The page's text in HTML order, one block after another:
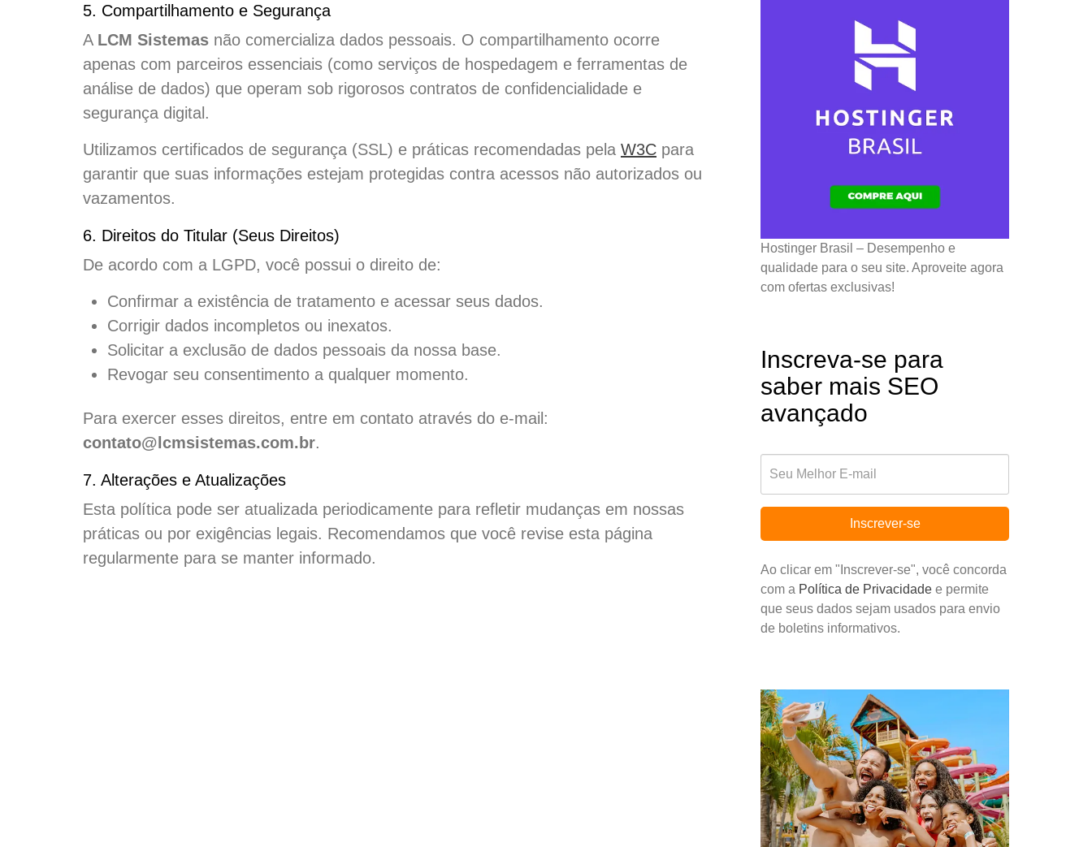
5. Compartilhamento e Segurança
A LCM Sistemas não comercializa dados pessoais. O compartilhamento ocorre
apenas com parceiros essenciais (como serviços de hospedagem e ferramentas de
análise de dados) que operam sob rigorosos contratos de confidencialidade e
segurança digital.
Utilizamos certificados de segurança (SSL) e práticas recomendadas pela W3C para
garantir que suas informações estejam protegidas contra acessos não autorizados ou
vazamentos.
6. Direitos do Titular (Seus Direitos)
De acordo com a LGPD, você possui o direito de:
Confirmar a existência de tratamento e acessar seus dados.
Corrigir dados incompletos ou inexatos.
Solicitar a exclusão de dados pessoais da nossa base.
Revogar seu consentimento a qualquer momento.
Para exercer esses direitos, entre em contato através do e-mail:
contato@lcmsistemas.com.br.
7. Alterações e Atualizações
Esta política pode ser atualizada periodicamente para refletir mudanças em nossas
práticas ou por exigências legais. Recomendamos que você revise esta página
regularmente para se manter informado.
Hostinger Brasil – Desempenho e
qualidade para o seu site. Aproveite agora
com ofertas exclusivas!
Inscreva-se para
saber mais SEO
avançado
Inscrever-se
Ao clicar em "Inscrever-se", você concorda
com a Política de Privacidade e permite
que seus dados sejam usados para envio
de boletins informativos.